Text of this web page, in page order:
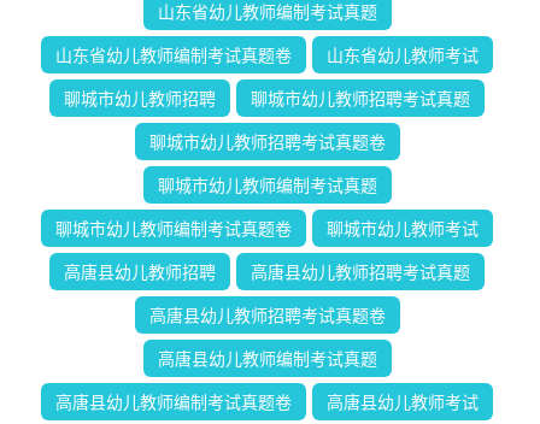
山东省幼儿教师编制考试真题
山东省幼儿教师编制考试真题卷 山东省幼儿教师考试
聊城市幼儿教师招聘 聊城市幼儿教师招聘考试真题
聊城市幼儿教师招聘考试真题卷
聊城市幼儿教师编制考试真题
聊城市幼儿教师编制考试真题卷 聊城市幼儿教师考试
高唐县幼儿教师招聘 高唐县幼儿教师招聘考试真题
高唐县幼儿教师招聘考试真题卷
高唐县幼儿教师编制考试真题
高唐县幼儿教师编制考试真题卷 高唐县幼儿教师考试